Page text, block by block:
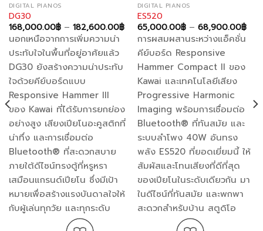
DIGITAL PIANOS
DG30
168,000.00฿ – 182,600.00฿Price
range:
168,000.00฿
through
182,600.00฿
นอกเหนือจากการเพิ่มความน่า
ประทับใจในพื้นที่อยู่อาศัยแล้ว
DG30 ยังสร้างความน่าประทับ
ใจด้วยคีย์บอร์ดแบบ
Responsive Hammer III
ของ Kawai ที่ได้รับการยกย่อง
อย่างสูง เสียงเปียโนอะคูสติกที่
น่าทึ่ง และการเชื่อมต่อ
Bluetooth® ที่สะดวกสบาย
ภายใต้ดีไซน์ทรงตู้ที่หรูหรา
เสมือนแกรนด์เปียโน ซึ่งมีเป้า
หมายเพื่อสร้างแรงบันดาลใจให้
กับผู้เล่นทุกวัย และทุกระดับ
DIGITAL PIANOS
ES520
65,000.00฿ – 68,900.00฿
การผสมผสานระหว่างแอ็คชั่น
คีย์บอร์ด Responsive
Hammer Compact II ของ
Kawai และเทคโนโลยีเสียง
Progressive Harmonic
Imaging พร้อมการเชื่อมต่อ
Bluetooth® ที่ทันสมัย และ
ระบบลำโพง 40W อันทรง
พลัง ES520 ที่ยอดเยี่ยมนี้ ให้
สัมผัสและโทนเสียงที่ดีที่สุด
ของเปียโนในระดับเดียวกัน มา
ในดีไซน์ที่ทันสมัย และพกพา
สะดวกสำหรับบ้าน สตูดิโอ
฿
฿